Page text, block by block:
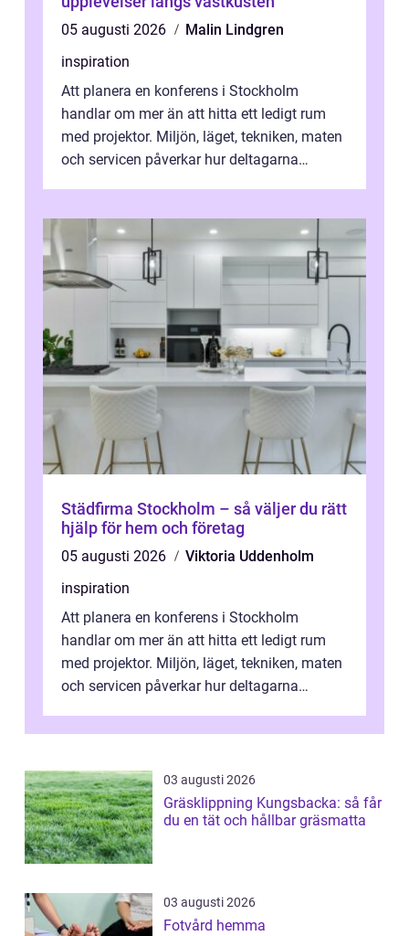
05 augusti 2026
Malin Lindgren
inspiration
Att planera en konferens i Stockholm
handlar om mer än att hitta ett ledigt rum
med projektor. Miljön, läget, tekniken, maten
och servicen påverkar hur deltagarna
Städfirma Stockholm – så väljer du rätt
hjälp för hem och företag
05 augusti 2026
Viktoria Uddenholm
inspiration
Att planera en konferens i Stockholm
handlar om mer än att hitta ett ledigt rum
med projektor. Miljön, läget, tekniken, maten
och servicen påverkar hur deltagarna
03 augusti 2026
Gräsklippning Kungsbacka: så får
du en tät och hållbar gräsmatta
03 augusti 2026
Fotvård hemma